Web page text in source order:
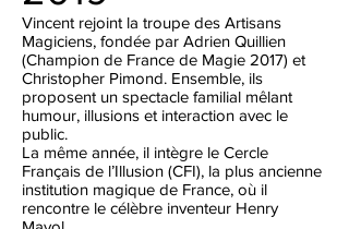
Vincent rejoint la troupe des Artisans
Magiciens, fondée par Adrien Quillien
(Champion de France de Magie 2017) et
Christopher Pimond. Ensemble, ils
proposent un spectacle familial mêlant
humour, illusions et interaction avec le
public.
La même année, il intègre le Cercle
Français de l’Illusion (CFI), la plus ancienne
institution magique de France, où il
rencontre le célèbre inventeur Henry